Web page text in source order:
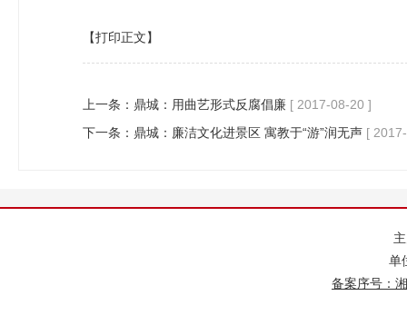
【打印正文】
上一条： 鼎城：用曲艺形式反腐倡廉 [ 2017-08-20 ]
下一条： 鼎城：廉洁文化进景区 寓教于“游”润无声 [
单
备案序号：